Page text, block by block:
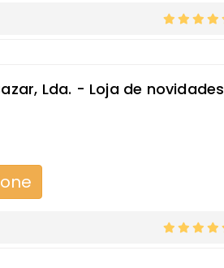
Lda. - Loja de novidades